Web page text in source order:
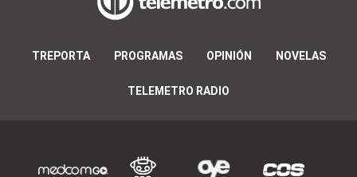
TREPORTA PROGRAMAS OPINIÓN NOVELAS
TELEMETRO RADIO